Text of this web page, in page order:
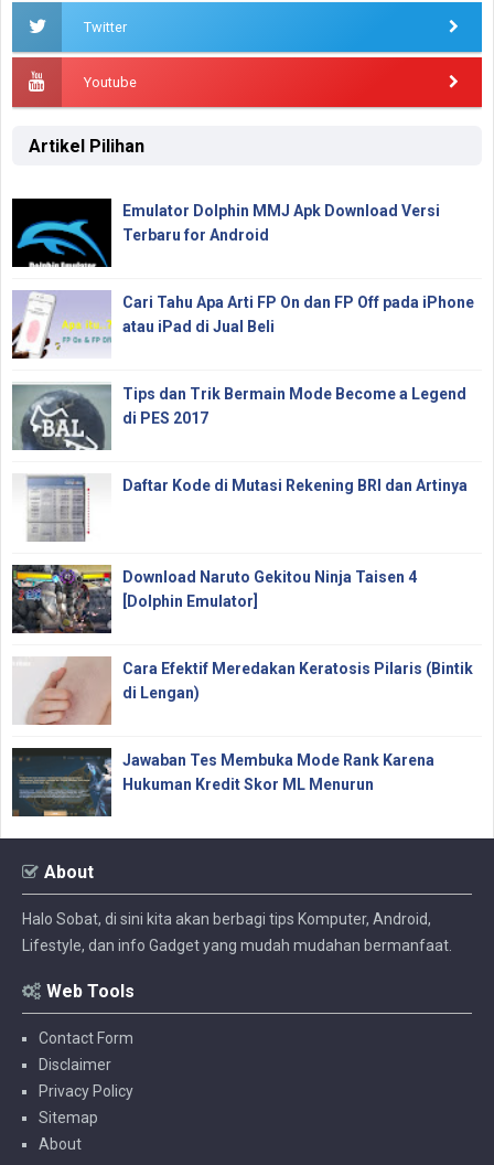
Twitter
Youtube
Artikel Pilihan
Emulator Dolphin MMJ Apk Download Versi
Terbaru for Android
Cari Tahu Apa Arti FP On dan FP Off pada iPhone
atau iPad di Jual Beli
Tips dan Trik Bermain Mode Become a Legend
di PES 2017
Daftar Kode di Mutasi Rekening BRI dan Artinya
Download Naruto Gekitou Ninja Taisen 4
[Dolphin Emulator]
Cara Efektif Meredakan Keratosis Pilaris (Bintik
di Lengan)
Jawaban Tes Membuka Mode Rank Karena
Hukuman Kredit Skor ML Menurun
About
Halo Sobat, di sini kita akan berbagi tips Komputer, Android,
Lifestyle, dan info Gadget yang mudah mudahan bermanfaat.
Web Tools
Contact Form
Disclaimer
Privacy Policy
Sitemap
About